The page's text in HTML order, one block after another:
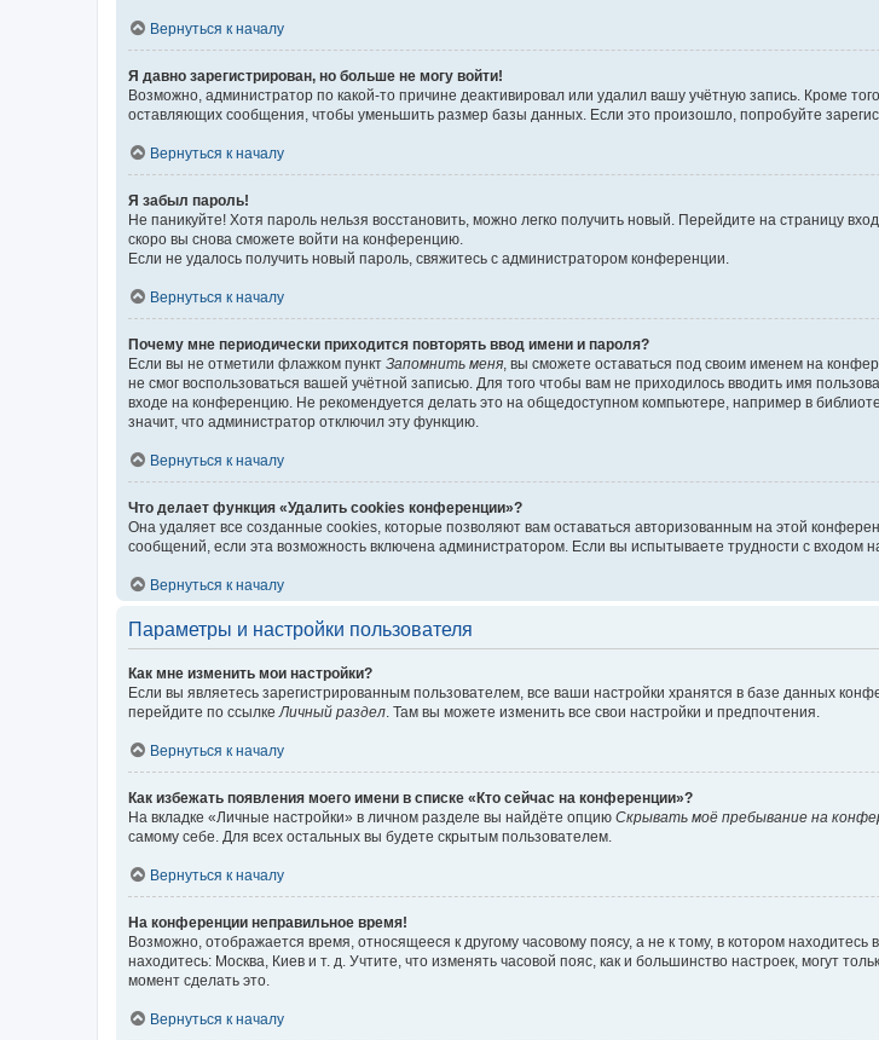
Вернуться к началу
Я давно зарегистрирован, но больше не могу войти!
Возможно, администратор по какой-то причине деактивировал или удалил вашу учётную запись. Кроме
оставляющих сообщения, чтобы уменьшить размер базы данных. Если это произошло, попробуйте
Вернуться к началу
Я забыл пароль!
Не паникуйте! Хотя пароль нельзя восстановить, можно легко получить новый. Перейдите на страницу
скоро вы снова сможете войти на конференцию.
Если не удалось получить новый пароль, свяжитесь с администратором конференции.
Вернуться к началу
Почему мне периодически приходится повторять ввод имени и пароля?
Если вы не отметили флажком пункт Запомнить меня , вы сможете оставаться под своим именем на
не смог воспользоваться вашей учётной записью. Для того чтобы вам не приходилось вводить имя
входе на конференцию. Не рекомендуется делать это на общедоступном компьютере, например в
значит, что администратор отключил эту функцию.
Вернуться к началу
Что делает функция «Удалить cookies конференции»?
Она удаляет все созданные cookies, которые позволяют вам оставаться авторизованным на этой
сообщений, если эта возможность включена администратором. Если вы испытываете трудности с
Вернуться к началу
Параметры и настройки пользователя
Как мне изменить мои настройки?
Если вы являетесь зарегистрированным пользователем, все ваши настройки хранятся в базе данных
перейдите по ссылке Личный раздел . Там вы можете изменить все свои настройки и предпочтения.
Вернуться к началу
Как избежать появления моего имени в списке «Кто сейчас на конференции»?
На вкладке «Личные настройки» в личном разделе вы найдёте опцию Скрывать моё пребывание на
самому себе. Для всех остальных вы будете скрытым пользователем.
Вернуться к началу
На конференции неправильное время!
Возможно, отображается время, относящееся к другому часовому поясу, а не к тому, в котором
находитесь: Москва, Киев и т. д. Учтите, что изменять часовой пояс, как и большинство настроек, могут
момент сделать это.
Вернуться к началу